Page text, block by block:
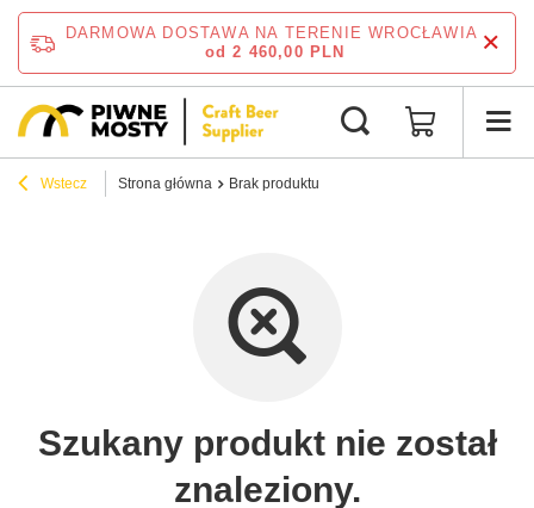
DARMOWA DOSTAWA NA TERENIE WROCŁAWIA
od 2 460,00 PLN
Wstecz Strona główna Brak produktu
Szukany produkt nie został
znaleziony.